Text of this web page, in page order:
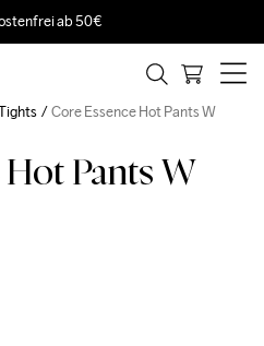
ab 50€
Pants W
Core Essence Hot Pants W